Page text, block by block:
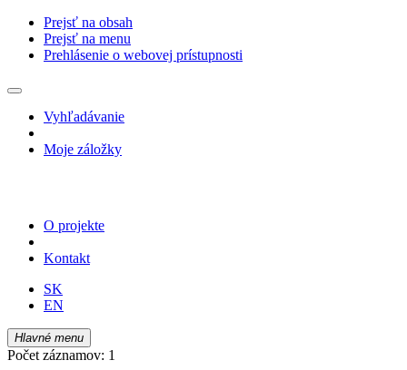
Prejsť na obsah
Prejsť na menu
Prehlásenie o webovej prístupnosti
Vyhľadávanie
Moje záložky
O projekte
Kontakt
SK
EN
Hlavné menu
Počet záznamov: 1